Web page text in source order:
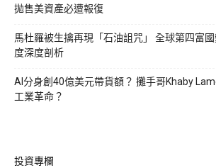
拋售美資產必遭報復
馬杜羅被生擒再現「石油詛咒」 全球第四富
度深度剖析
AI分身創40億美元帶貨額？ 攤手哥Khaby
工業革命？
投資專欄